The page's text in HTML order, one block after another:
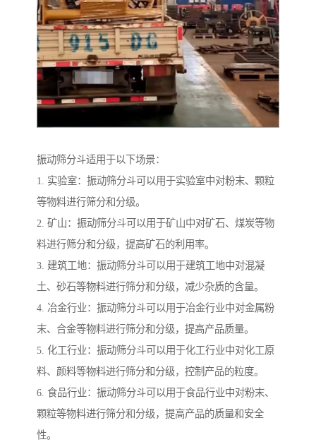
振动筛分斗适用于以下场景：
1. 实验室：振动筛分斗可以用于实验室中对粉末、颗粒
等物料进行筛分和分级。
2. 矿山：振动筛分斗可以用于矿山中对矿石、煤炭等物
料进行筛分和分级，提高矿石的利用率。
3. 建筑工地：振动筛分斗可以用于建筑工地中对混凝
土、砂石等物料进行筛分和分级，减少杂质的含量。
4. 冶金行业：振动筛分斗可以用于冶金行业中对金属粉
末、合金等物料进行筛分和分级，提高产品质量。
5. 化工行业：振动筛分斗可以用于化工行业中对化工原
料、颜料等物料进行筛分和分级，控制产品的粒度。
6. 食品行业：振动筛分斗可以用于食品行业中对粉末、
颗粒等物料进行筛分和分级，提高产品的质量和安全
性。